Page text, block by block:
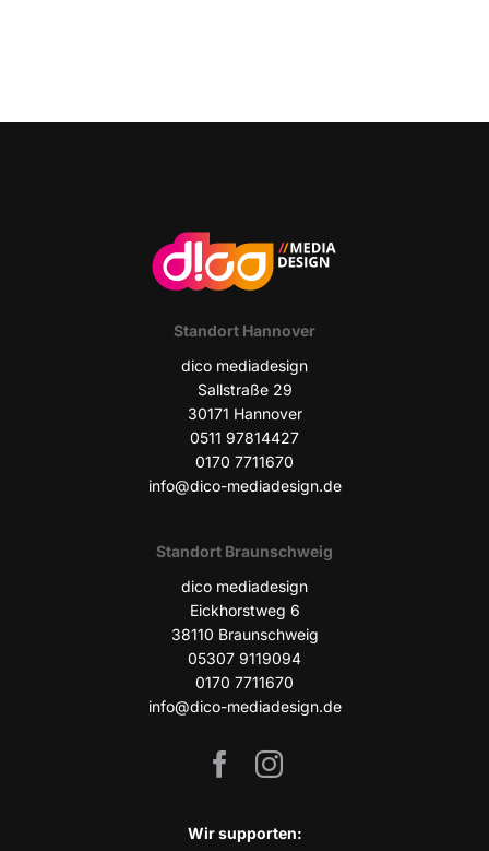
Stand­ort Hannover
dico media­de­sign
Sall­stra­ße 29
30171 Han­no­ver
0511 97814427
0170 7711670
info@dico-mediadesign.de
Stand­ort Braunschweig
dico media­de­sign
Eick­horst­weg 6
38110 Braun­schweig
05307 9119094
0170 7711670
info@dico-mediadesign.de
Wir sup­port­en: